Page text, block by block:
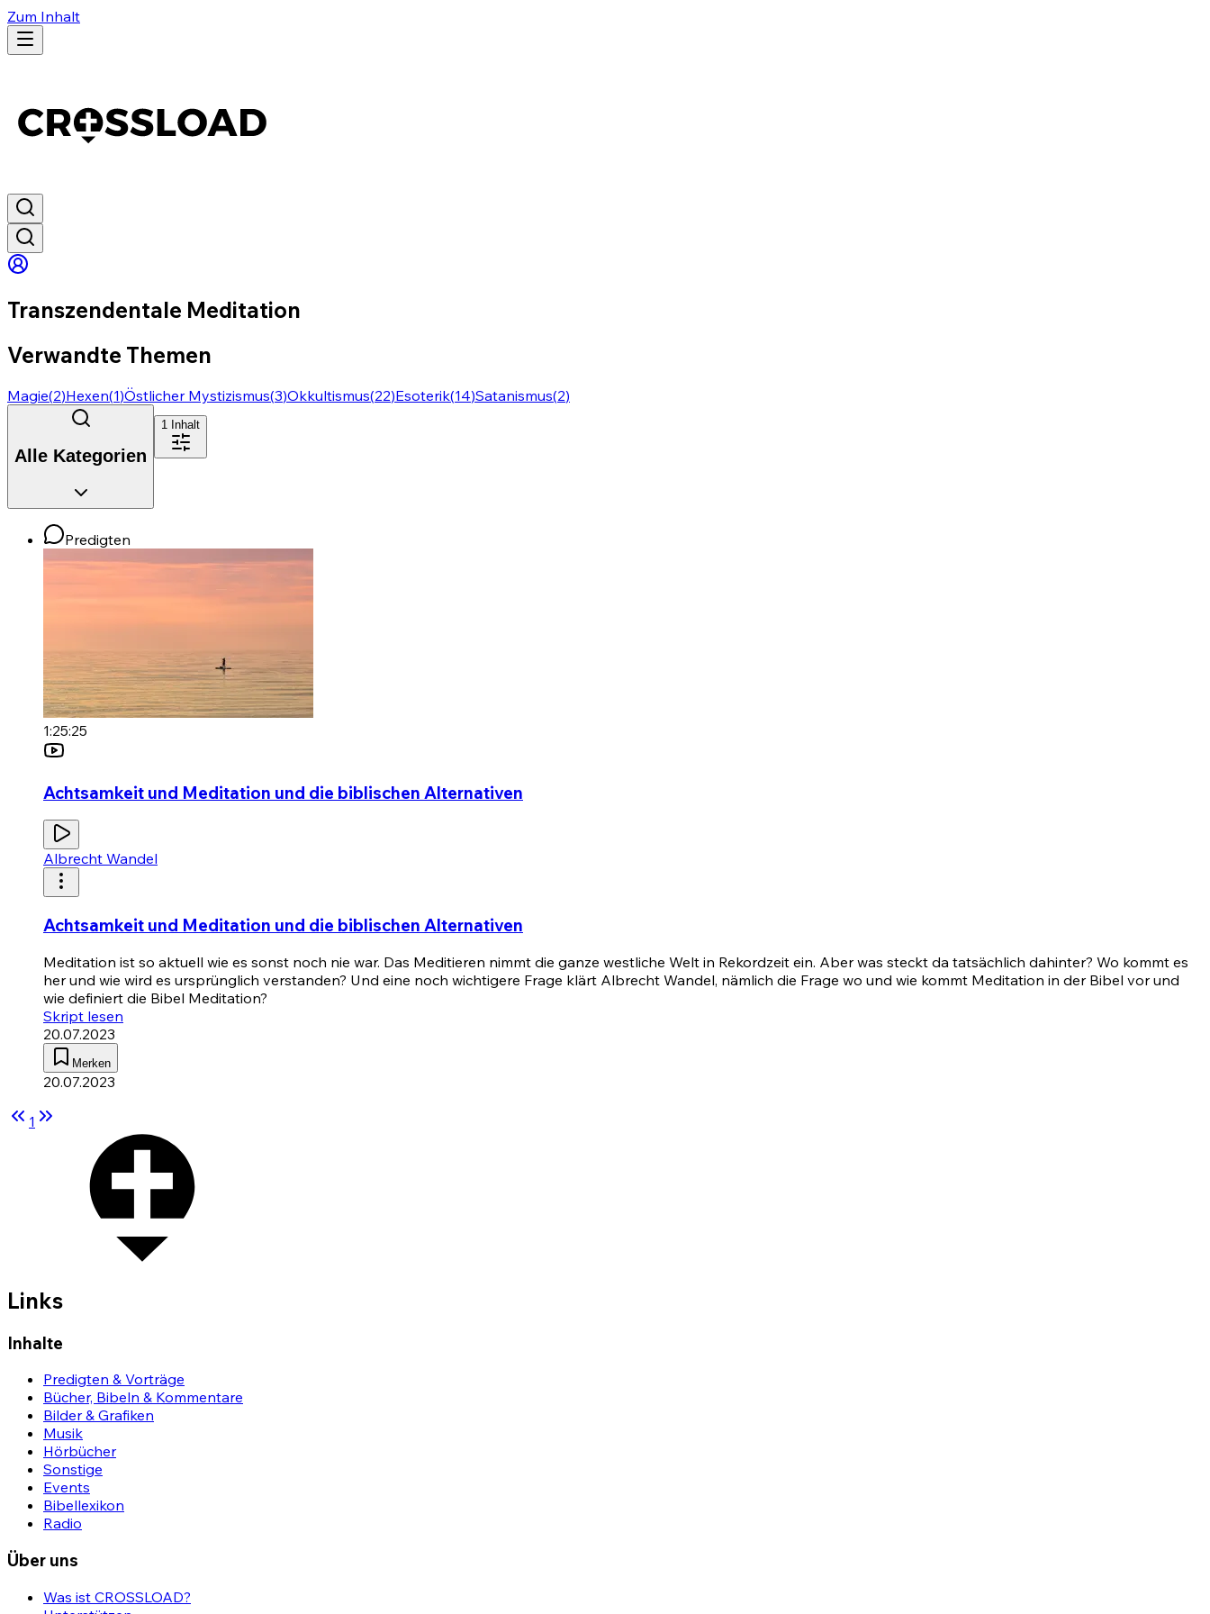
Zum Inhalt
Transzendentale Meditation
Verwandte Themen
Magie(2)Hexen(1)Östlicher Mystizismus(3)Okkultismus(22)Esoterik(14)Satanismus(2)
Alle Kategorien
1 Inhalt
Predigten
1:25:25
Achtsamkeit und Meditation und die biblischen Alternativen
Albrecht Wandel
Achtsamkeit und Meditation und die biblischen Alternativen
Meditation ist so aktuell wie es sonst noch nie war. Das Meditieren nimmt die ganze westliche Welt in Rekordzeit ein. Aber was steckt da tatsächlich dahinter? Wo kommt es
her und wie wird es ursprünglich verstanden? Und eine noch wichtigere Frage klärt Albrecht Wandel, nämlich die Frage wo und wie kommt Meditation in der Bibel vor und
wie definiert die Bibel Meditation?
Skript lesen
20.07.2023
Merken
20.07.2023
1
Links
Inhalte
Predigten & Vorträge
Bücher, Bibeln & Kommentare
Bilder & Grafiken
Musik
Hörbücher
Sonstige
Events
Bibellexikon
Radio
Über uns
Was ist CROSSLOAD?